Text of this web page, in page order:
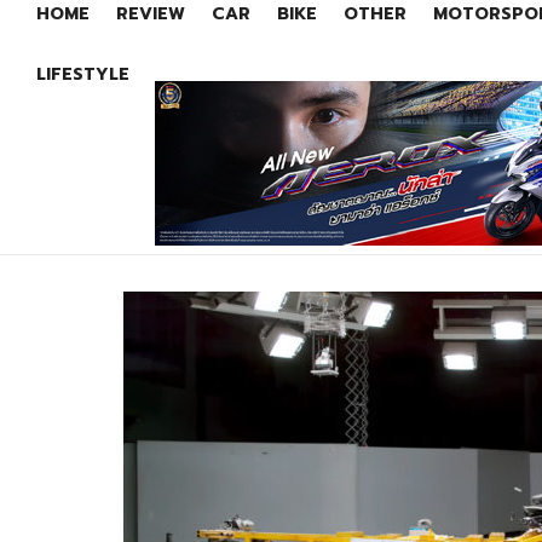
HOME REVIEW CAR BIKE OTHER
LIFESTYLE